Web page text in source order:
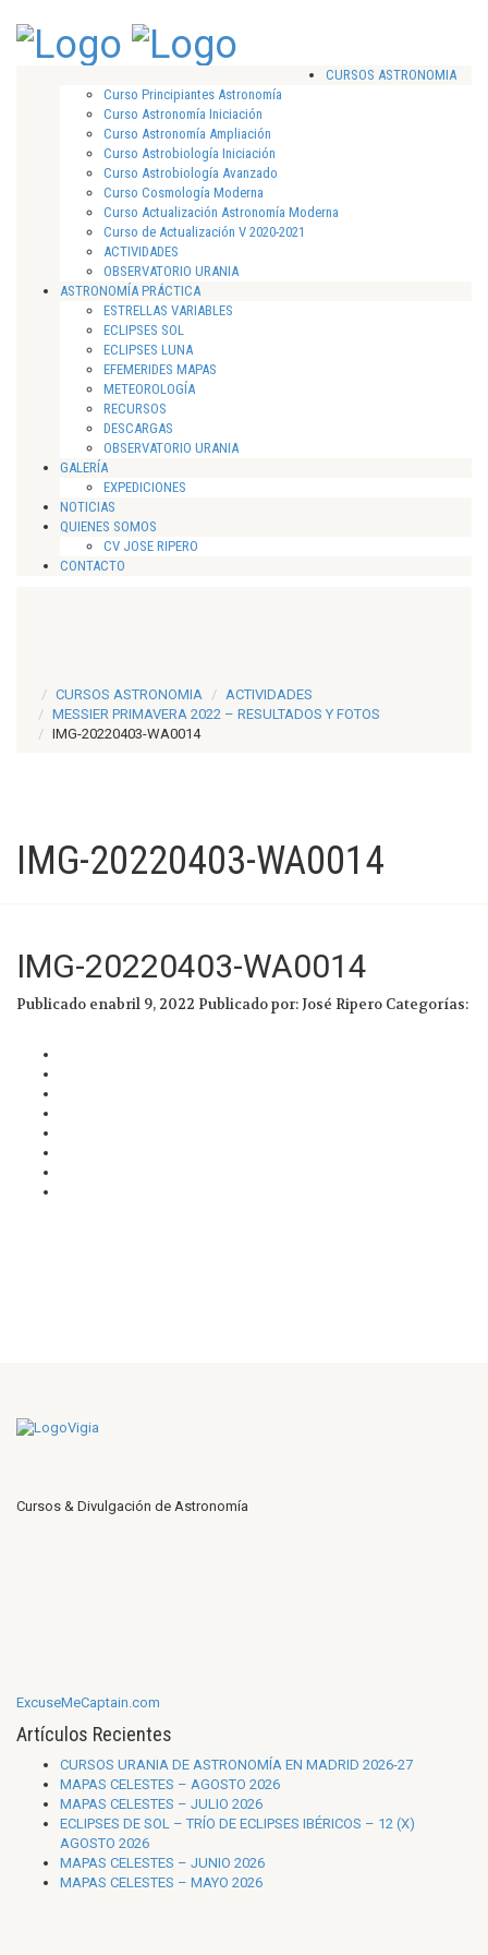
CURSOS ASTRONOMIA
Curso Principiantes Astronomía
Curso Astronomía Iniciación
Curso Astronomía Ampliación
Curso Astrobiología Iniciación
Curso Astrobiología Avanzado
Curso Cosmología Moderna
Curso Actualización Astronomía Moderna
Curso de Actualización V 2020-2021
ACTIVIDADES
OBSERVATORIO URANIA
ASTRONOMÍA PRÁCTICA
ESTRELLAS VARIABLES
ECLIPSES SOL
ECLIPSES LUNA
EFEMERIDES MAPAS
METEOROLOGÍA
RECURSOS
DESCARGAS
OBSERVATORIO URANIA
GALERÍA
EXPEDICIONES
NOTICIAS
QUIENES SOMOS
CV JOSE RIPERO
CONTACTO
CURSOS ASTRONOMIA
ACTIVIDADES
MESSIER PRIMAVERA 2022 – RESULTADOS Y FOTOS
IMG-20220403-WA0014
IMG-20220403-WA0014
IMG-20220403-WA0014
Publicado enabril 9, 2022 Publicado por: José Ripero Categorías:
Cursos & Divulgación de Astronomía
ExcuseMeCaptain.com
Artículos Recientes
CURSOS URANIA DE ASTRONOMÍA EN MADRID 2026-27
MAPAS CELESTES – AGOSTO 2026
MAPAS CELESTES – JULIO 2026
ECLIPSES DE SOL – TRÍO DE ECLIPSES IBÉRICOS – 12 (X)
AGOSTO 2026
MAPAS CELESTES – JUNIO 2026
MAPAS CELESTES – MAYO 2026